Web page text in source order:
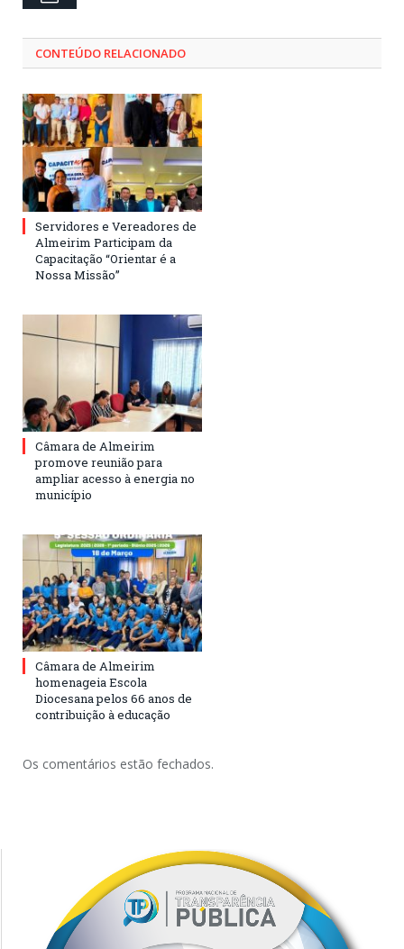
CONTEÚDO RELACIONADO
Servidores e Vereadores de
Almeirim Participam da
Capacitação “Orientar é a
Nossa Missão”
Câmara de Almeirim
promove reunião para
ampliar acesso à energia no
município
Câmara de Almeirim
homenageia Escola
Diocesana pelos 66 anos de
contribuição à educação
Os comentários estão fechados.